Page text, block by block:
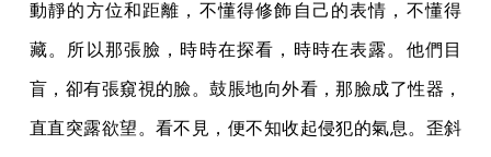
動靜的方位和距離，不懂得修飾自己的表情，不懂得
藏。所以那張臉，時時在探看，時時在表露。他們目
盲，卻有張窺視的臉。鼓脹地向外看，那臉成了性器，
直直突露欲望。看不見，便不知收起侵犯的氣息。歪斜